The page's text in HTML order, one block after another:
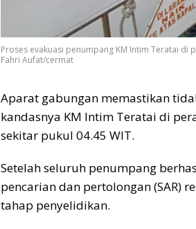
Proses evakuasi penumpang KM Intim Teratai di
Fahri Aufat/cermat
Aparat gabungan memastikan
kandasnya KM Intim Teratai di
sekitar pukul 04.45 WIT.
Setelah seluruh penumpang
pencarian dan pertolongan (SAR)
tahap penyelidikan.